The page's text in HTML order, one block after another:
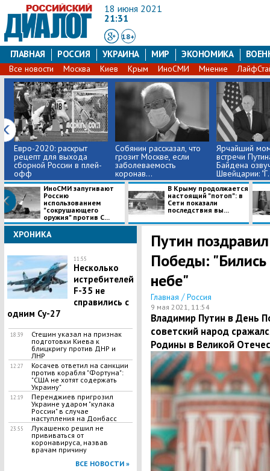
18 июня 2021
21:31
18+
ГЛАВНАЯ РОССИЯ УКРАИНА МИР ЭКОНОМИКА
Все новости Москва Киев Крым ИноСМИ Мнение
Евро-2020: раскрыт
рецепт для выхода
сборной России в плей-
офф
Собянин рассказал, что
грозит Москве, если
заболеваемость
коронав...
Ярчайший
встречи
Байдена
Швейцарии:
ИноСМИ запугивают
Россию
использованием
"сокрушающего
оружия" против С...
В Крыму продолжается
настоящий "потоп": в
Сети показали
последствия вы...
ХРОНИКА
11:55
Несколько
истребителей
F-35 не
справились с
одним Су-27
18:39
Стешин указал на признак
подготовки Киева к
блицкригу против ДНР и
ЛНР
12:27
​Косачев ответил на санкции
против корабля "Фортуна":
"США не хотят содержать
Украину"
12:19
Перенджиев пригрозил
Украине ударом "кулака
России" в случае
наступления на Донбасс
23:55
Лукашенко решил не
прививаться от
коронавируса, назвав
врачам причину
ВСЕ НОВОСТИ »
Путин
Победы: "Бились
небе"
Главная / Россия
9 мая 2021, 11:54
Владимир Путин в День
советский народ
Родины в Великой